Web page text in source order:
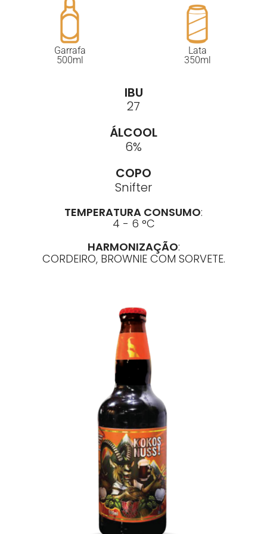
Garrafa
500ml
Lata
350ml
IBU
27
ÁLCOOL
6%
COPO
Snifter
TEMPERATURA CONSUMO:
4 - 6 °C
HARMONIZAÇÃO:
CORDEIRO, BROWNIE COM SORVETE.